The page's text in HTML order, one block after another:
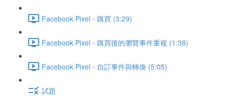
Facebook Pixel - 購買 (3:29)
Facebook Pixel - 購買後的瀏覽事件重複 (1:38)
Facebook Pixel - 自訂事件與轉換 (5:05)
試題